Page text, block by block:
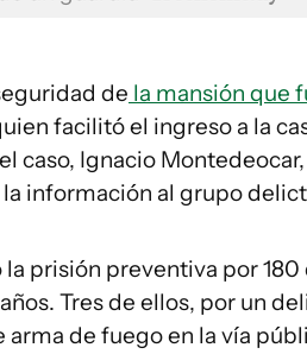
de la mansión que
facilitó el ingreso a la
caso, Ignacio Montedeocar,
información al grupo
prisión preventiva por 180
Tres de ellos, por un
de fuego en la vía